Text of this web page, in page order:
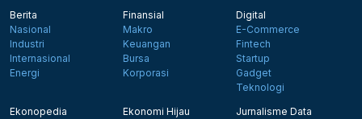
Berita
Nasional
Industri
Internasional
Energi
Finansial
Makro
Keuangan
Bursa
Korporasi
Digital
E-Commerce
Fintech
Startup
Gadget
Teknologi
Ekonopedia
Ekonomi Hijau
Jurnalisme Data